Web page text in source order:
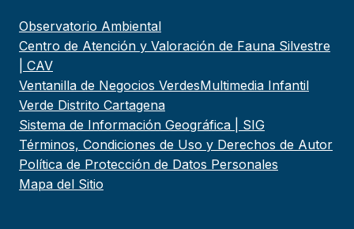
Observatorio Ambiental
Centro de Atención y Valoración de Fauna Silvestre
| CAV
Ventanilla de Negocios VerdesMultimedia Infantil
Verde Distrito Cartagena
Sistema de Información Geográfica | SIG
Términos, Condiciones de Uso y Derechos de Autor
Política de Protección de Datos Personales
Mapa del Sitio